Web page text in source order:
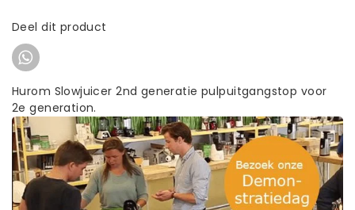
Deel dit product
Hurom Slowjuicer 2nd generatie pulpuitgangstop voor
2e generation.